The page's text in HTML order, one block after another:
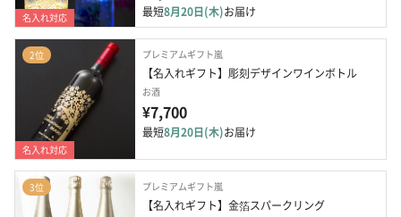
名入れ対応 最短8月20日(木)お届け
2位
名入れ対応
プレミアムギフト嵐
【名入れギフト】彫刻デザインワインボトル
お酒
¥7,700
最短8月20日(木)お届け
3位 プレミアムギフト嵐
【名入れギフト】金箔スパークリング